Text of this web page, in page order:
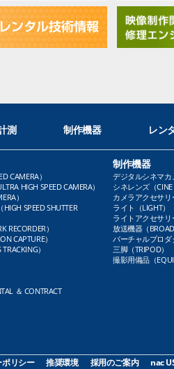
測 制作機器 レン
CAMERA）
HIGH SPEED CAMERA）
）
SPEED SHUTTER
RECORDER）
CAPTURE）
）
＆ CONTRACT
制作機器
デジタルシネマカ
シネレンズ（CINE
カメラアクセサリ
ライト（LIGHT）
ライトアクセサリ
放送機器（
バーチャルプロダ
三脚（TRIPOD）
撮影用備品（
リシー 推奨環境 採用のご案内 nac